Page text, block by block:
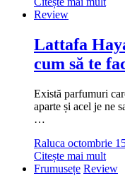
Review
Lattafa
cum să te
Există parfumuri
aparte și acel je ne
…
Raluca octombrie
Citește mai mult
Frumusețe Review